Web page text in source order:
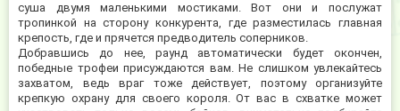
суша двумя маленькими мостиками. Вот они и послужат
тропинкой на сторону конкурента, где разместилась главная
крепость, где и прячется предводитель соперников.
Добравшись до нее, раунд автоматически будет окончен,
победные трофеи присуждаются вам. Не слишком увлекайтесь
захватом, ведь враг тоже действует, поэтому организуйте
крепкую охрану для своего короля. От вас в схватке может